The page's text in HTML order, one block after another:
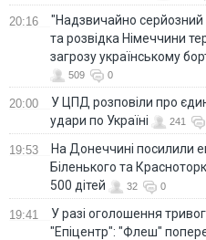
20:16
"Надзвичайно
та розвідка Німеччини
загрозу українському
509 0
20:00
У ЦПД розповіли про
удари по Україні
241
19:53
На Донеччині посилили
Біленького та
500 дітей
32 0
19:41
У разі оголошення
"Епіцентр": "Флеш"